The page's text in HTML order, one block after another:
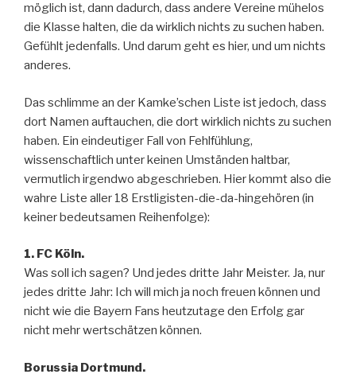
möglich ist, dann dadurch, dass andere Vereine mühelos
die Klasse halten, die da wirklich nichts zu suchen haben.
Gefühlt jedenfalls. Und darum geht es hier, und um nichts
anderes.
Das schlimme an der Kamke’schen Liste ist jedoch, dass
dort Namen auftauchen, die dort wirklich nichts zu suchen
haben. Ein eindeutiger Fall von Fehlfühlung,
wissenschaftlich unter keinen Umständen haltbar,
vermutlich irgendwo abgeschrieben. Hier kommt also die
wahre Liste aller 18 Erstligisten-die-da-hingehören (in
keiner bedeutsamen Reihenfolge):
1. FC Köln.
Was soll ich sagen? Und jedes dritte Jahr Meister. Ja, nur
jedes dritte Jahr: Ich will mich ja noch freuen können und
nicht wie die Bayern Fans heutzutage den Erfolg gar
nicht mehr wertschätzen können.
Borussia Dortmund.